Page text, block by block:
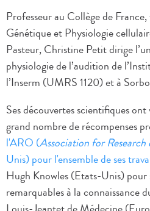
Professeur au Collège de
Génétique et Physiologie
Pasteur, Christine Petit dirige
physiologie de l’audition de
l’Inserm (UMRS 1120) et à
Ses découvertes scientifiques
grand nombre de récompenses
l'ARO (Association for
Unis) pour l'ensemble de ses
Hugh Knowles (Etats-Unis)
remarquables à la connaissance